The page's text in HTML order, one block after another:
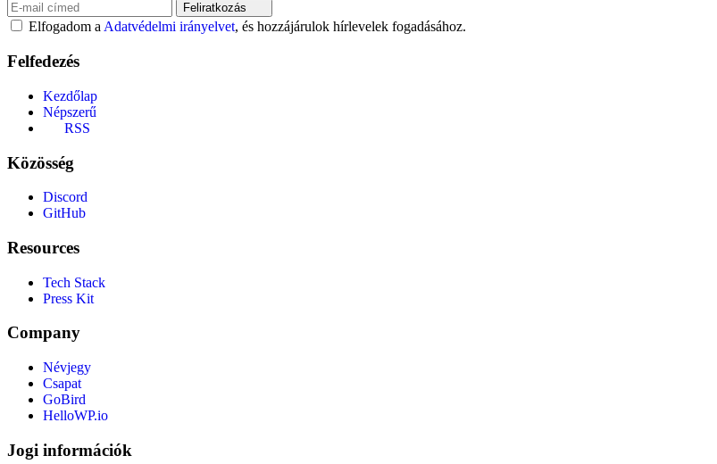
Feliratkozás
Elfogadom aAdatvédelmi irányelvet, és hozzájárulok hírlevelek fogadásához.
Felfedezés
Kezdőlap
Népszerű
RSS
Közösség
Discord
GitHub
Resources
Tech Stack
Press Kit
Company
Névjegy
Csapat
GoBird
HelloWP.io
Jogi információk